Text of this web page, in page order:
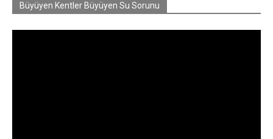
Büyüyen Kentler Büyüyen Su Sorunu